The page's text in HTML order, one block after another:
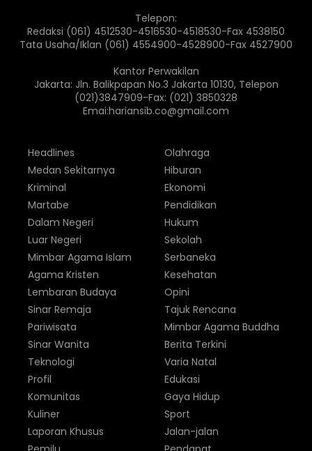
Telepon:
Redaksi (061) 4512530-4516530-4518530-Fax 4538150
Tata Usaha/Iklan (061) 4554900-4528900-Fax 4527900
Kantor Perwakilan
Jakarta: Jln. Balikpapan No.3 Jakarta 10130, Telepon
(021)3847909-Fax: (021) 3850328
Emai:hariansib.co@gmail.com
Headlines
Medan Sekitarnya
Kriminal
Martabe
Dalam Negeri
Luar Negeri
Olahraga
Hiburan
Ekonomi
Pendidikan
Hukum
Sekolah
Mimbar Agama Islam
Agama Kristen
Lembaran Budaya
Sinar Remaja
Pariwisata
Sinar Wanita
Serbaneka
Kesehatan
Opini
Tajuk Rencana
Mimbar Agama Buddha
Berita Terkini
Teknologi
Profil
Komunitas
Kuliner
Laporan Khusus
Varia Natal
Edukasi
Gaya Hidup
Sport
Jalan-jalan